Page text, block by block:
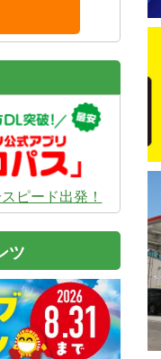
ピード出発！
ツ